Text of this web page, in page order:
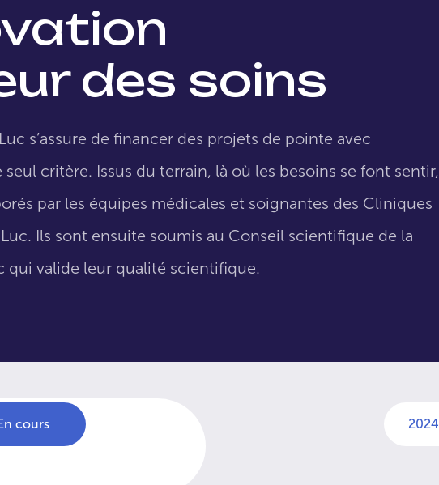
des soins
s’assure de financer des projets de pointe avec
seul critère. Issus du terrain, là où les besoins se font sentir,
par les équipes médicales et soignantes des Cliniques
Ils sont ensuite soumis au Conseil scientifique de la
qui valide leur qualité scientifique.
cours 2024